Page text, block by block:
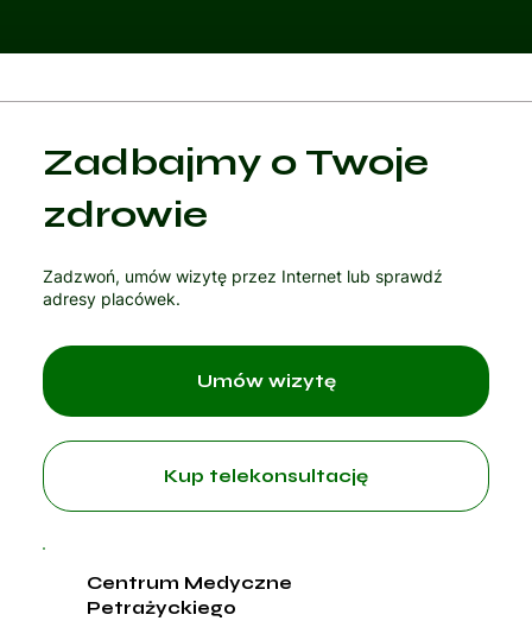
Zadbajmy o Twoje
zdrowie
Zadzwoń, umów wizytę przez Internet lub sprawdź
adresy placówek.
Kup telekonsultację
Centrum Medyczne
Petrażyckiego
Umów wizytę